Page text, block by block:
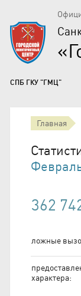
СПБ ГКУ "ГМЦ"
Главная
362
ложные
характера: